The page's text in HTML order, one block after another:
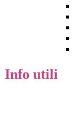
Info utili